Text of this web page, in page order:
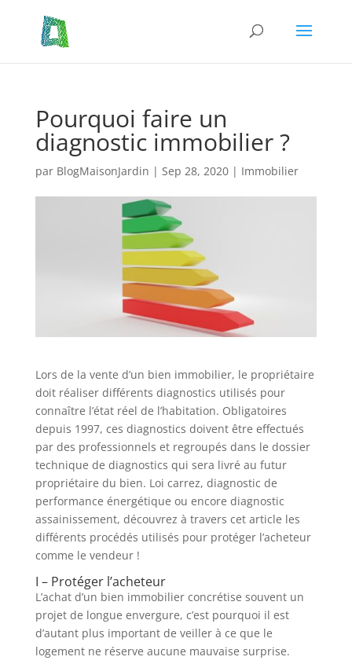
Pourquoi faire un
diagnostic immobilier ?
par BlogMaisonJardin | Sep 28, 2020| Immobilier
Lors de la vente d’un bien immobilier, le propriétaire
doit réaliser différents diagnostics utilisés pour
connaître l’état réel de l’habitation. Obligatoires
depuis 1997, ces diagnostics doivent être effectués
par des professionnels et regroupés dans le dossier
technique de diagnostics qui sera livré au futur
propriétaire du bien. Loi carrez, diagnostic de
performance énergétique ou encore diagnostic
assainissement, découvrez à travers cet article les
différents procédés utilisés pour protéger l’acheteur
comme le vendeur !
I – Protéger l’acheteur
L’achat d’un bien immobilier concrétise souvent un
projet de longue envergure, c’est pourquoi il est
d’autant plus important de veiller à ce que le
logement ne réserve aucune mauvaise surprise.